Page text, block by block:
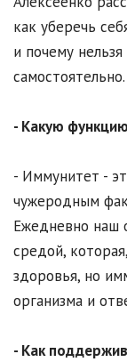
как уберечь
и почему
самостоятельно.
- Какую
- Иммунитет -
чужеродным
Ежедневно наш
средой,
здоровья, но
организма и
- Как